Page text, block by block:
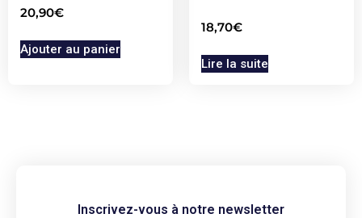
20,90€
Ajouter au panier
18,70€
Lire la suite
Inscrivez-vous à notre newsletter